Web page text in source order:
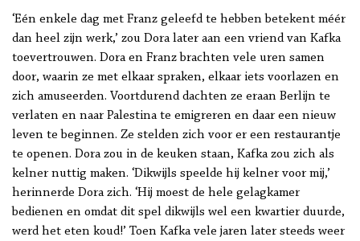
‘Eén enkele dag met Franz geleefd te hebben betekent méér
dan heel zijn werk,’ zou Dora later aan een vriend van Kafka
toevertrouwen. Dora en Franz brachten vele uren samen
door, waarin ze met elkaar spraken, elkaar iets voorlazen en
zich amuseerden. Voortdurend dachten ze eraan Berlijn te
verlaten en naar Palestina te emigreren en daar een nieuw
leven te beginnen. Ze stelden zich voor er een restaurantje
te openen. Dora zou in de keuken staan, Kafka zou zich als
kelner nuttig maken. ‘Dikwijls speelde hij kelner voor mij,’
herinnerde Dora zich. ‘Hij moest de hele gelagkamer
bedienen en omdat dit spel dikwijls wel een kwartier duurde,
werd het eten koud!’ Toen Kafka vele jaren later steeds weer